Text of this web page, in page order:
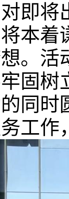
即将
将本着
。活
固树
同时
工